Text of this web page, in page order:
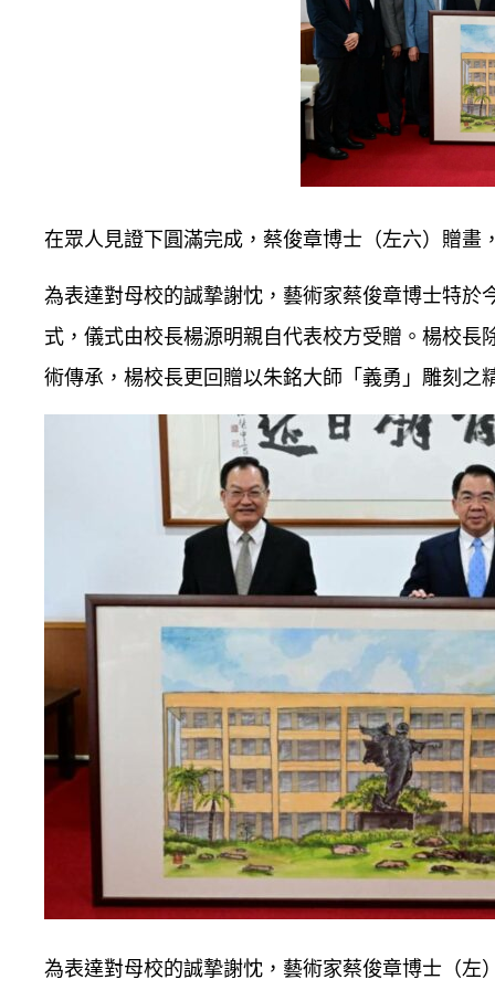
在眾人見證下圓滿完成，蔡俊章博士（左六）贈
為表達對母校的誠摯謝忱，藝術家蔡俊章博士特
式，儀式由校長楊源明親自代表校方受贈。楊校
術傳承，楊校長更回贈以朱銘大師「義勇」雕刻
為表達對母校的誠摯謝忱，藝術家蔡俊章博士（